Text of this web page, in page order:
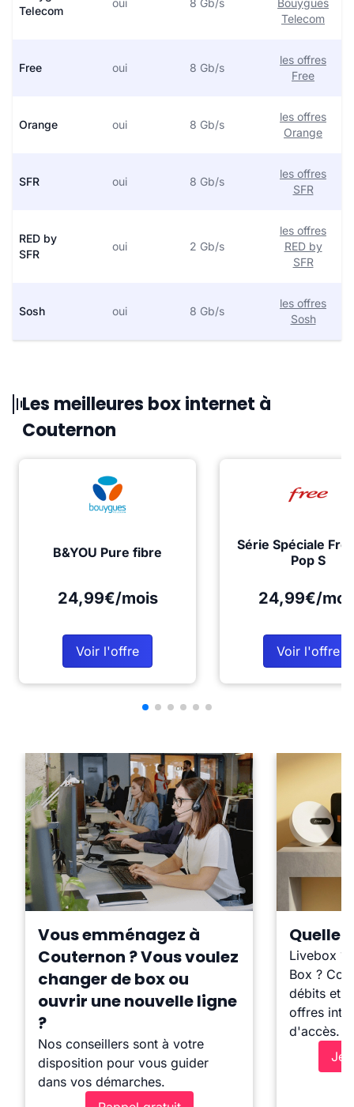
Telecom
oui 8 Gb/s
Bouygues
Telecom
Free oui 8 Gb/s
les offres
Free
Orange oui 8 Gb/s
les offres
Orange
SFR oui 8 Gb/s
les offres
SFR
RED by
SFR
oui 2 Gb/s
les offres
RED by
SFR
Sosh oui 8 Gb/s
les offres
Sosh
Les meilleures box internet à
Couternon
B&YOU Pure fibre
24,99€/mois
Voir l'offre
Série Spéciale
Pop S
24,99€/
Voir l'offre
Vous emménagez à
Couternon ? Vous voulez
changer de box ou
ouvrir une nouvelle ligne
?
Nos conseillers sont à votre
disposition pour vous guider
dans vos démarches.
Quelle
Livebox ?
Box ?
débits et
offres
d'accès.
Je